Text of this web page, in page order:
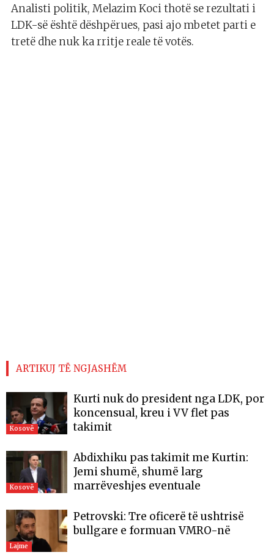
Analisti politik, Melazim Koci thotë se rezultati i
LDK-së është dëshpërues, pasi ajo mbetet parti e
tretë dhe nuk ka rritje reale të votës.
ARTIKUJ TË NGJASHËM
Kosovë
Kurti nuk do president nga LDK, por
koncensual, kreu i VV flet pas
takimit
Kosovë
Abdixhiku pas takimit me Kurtin:
Jemi shumë, shumë larg
marrëveshjes eventuale
Lajme
Petrovski: Tre oficerë të ushtrisë
bullgare e formuan VMRO-në